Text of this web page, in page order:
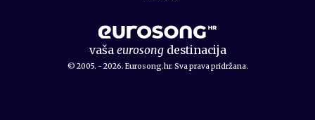
vaša eurosongdestinacija
© 2005. - 2026. Eurosong.hr. Sva prava pridržana.